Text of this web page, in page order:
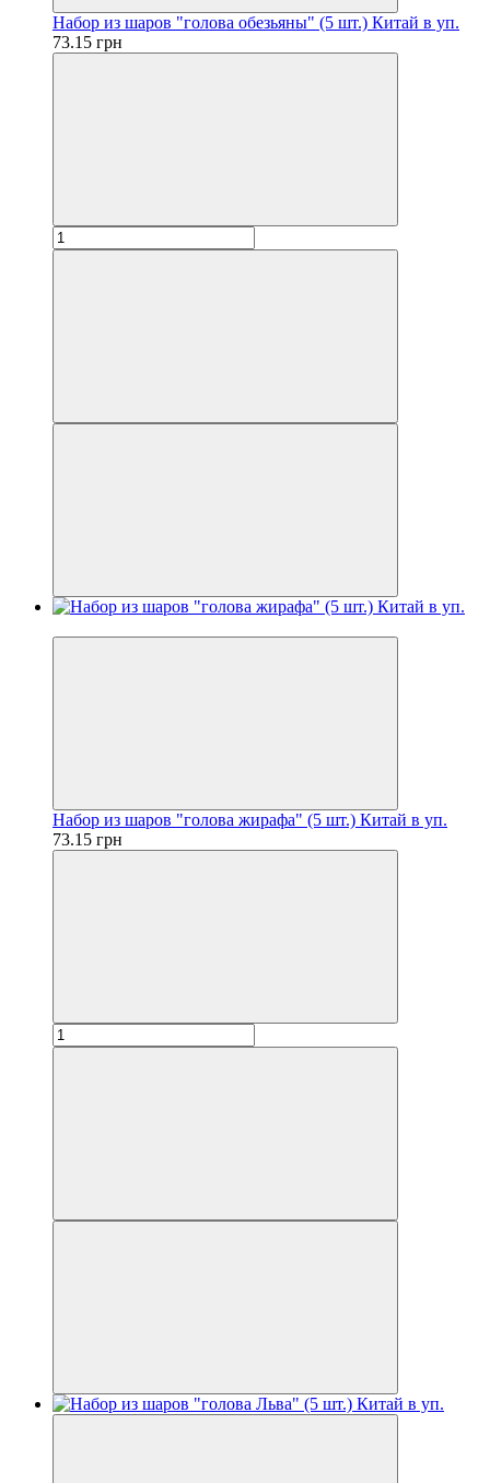
Набор из шаров "голова обезьяны" (5 шт.) Китай в уп.
73.15 грн
Набор из шаров "голова жирафа" (5 шт.) Китай в уп.
73.15 грн